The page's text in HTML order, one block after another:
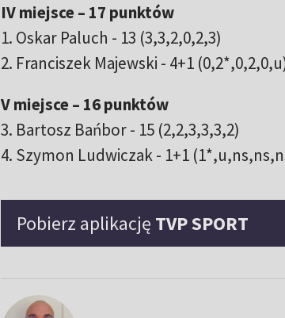
IV miejsce – 17 punktów
1. Oskar Paluch - 13 (3,3,2,0,2,3)
2. Franciszek Majewski - 4+1
V miejsce – 16 punktów
3. Bartosz Bańbor - 15 (2,2,3,3,3,2)
4. Szymon Ludwiczak - 1+1
Pobierz aplikację TVP SPORT